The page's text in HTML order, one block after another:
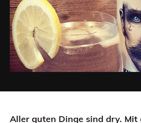
Aller guten Dinge sind dry. Mit